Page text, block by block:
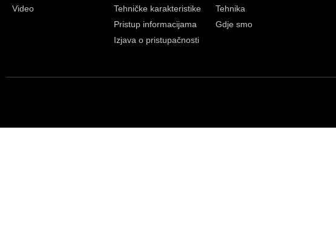
Video
Tehničke karakteristike
Pristup informacijama
Izjava o pristupačnosti
Tehnika
Gdje smo